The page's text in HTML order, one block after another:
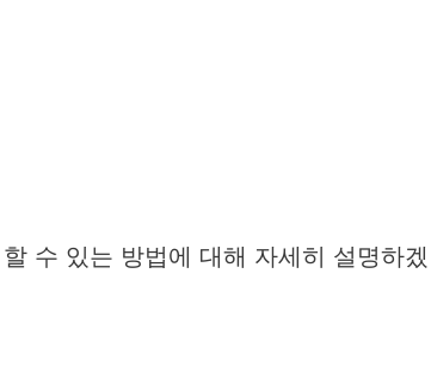
수 있는 방법에 대해 자세히 설명하겠